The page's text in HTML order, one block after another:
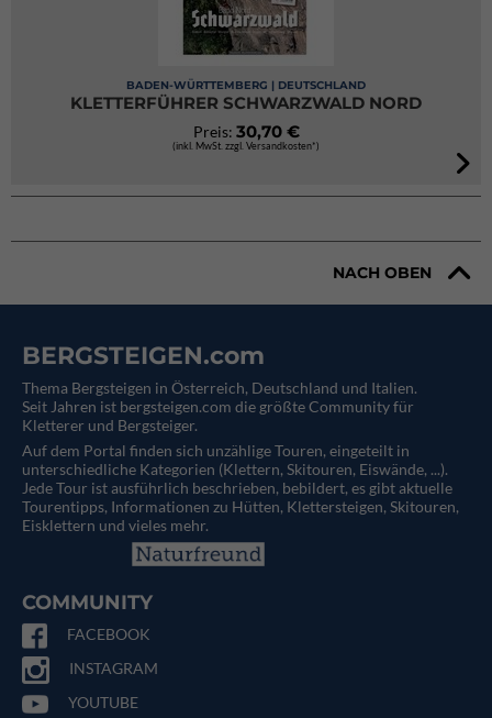
BADEN-WÜRTTEMBERG | DEUTSCHLAND
KLETTERFÜHRER SCHWARZWALD NORD
Preis: 30,70 €
(inkl. MwSt. zzgl. Versandkosten*)
NACH OBEN
BERGSTEIGEN.com
Thema Bergsteigen in Österreich, Deutschland und Italien.
Seit Jahren ist bergsteigen.com die größte Community für
Kletterer und Bergsteiger.
Auf dem Portal finden sich unzählige Touren, eingeteilt in
unterschiedliche Kategorien (Klettern, Skitouren, Eiswände, ...).
Jede Tour ist ausführlich beschrieben, bebildert, es gibt aktuelle
Tourentipps, Informationen zu Hütten, Klettersteigen, Skitouren,
Eisklettern und vieles mehr.
COMMUNITY
FACEBOOK
INSTAGRAM
YOUTUBE